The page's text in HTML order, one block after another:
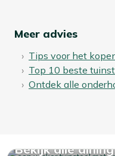
Meer advies
Tips voor het
Top 10 beste
Ontdek alle
Bekijk alle dining